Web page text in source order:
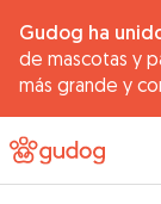
Gudog ha
de mascotas y
más grande y